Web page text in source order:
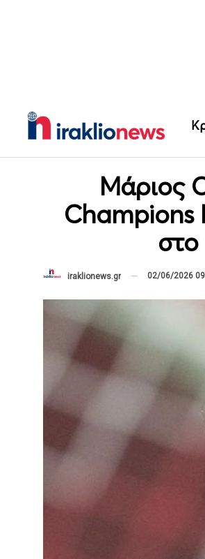
Μάριος
Champions
στο
iraklionews.gr 02/06/2026